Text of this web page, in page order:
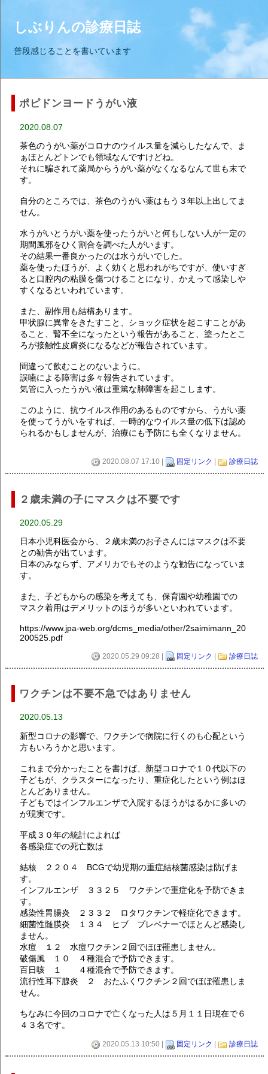
しぶりんの診療日誌
普段感じることを書いています
ポピドンヨードうがい液
2020.08.07
茶色のうがい薬がコロナのウイルス量を減らしたなんで、ま
ぁほとんどトンでも領域なんですけどね。
それに騙されて薬局からうがい薬がなくなるなんて世も末で
す。
自分のところでは、茶色のうがい薬はもう３年以上出してま
せん。
水うがいとうがい薬を使ったうがいと何もしない人が一定の
期間風邪をひく割合を調べた人がいます。
その結果一番良かったのは水うがいでした。
薬を使ったほうが、よく効くと思われがちですが、使いすぎ
ると口腔内の粘膜を傷つけることになり、かえって感染しや
すくなるといわれています。
また、副作用も結構あります。
甲状腺に異常をきたすこと、ショック症状を起こすことがあ
ること、腎不全になったという報告があること、塗ったとこ
ろが接触性皮膚炎になるなどが報告されています。
間違って飲むことのないように。
誤嚥による障害は多々報告されています。
気管に入ったうがい液は重篤な肺障害を起こします。
このように、抗ウイルス作用のあるものですから、うがい薬
を使ってうがいをすれば、一時的なウイルス量の低下は認め
られるかもしませんが、治療にも予防にも全くなりません。
2020.08.07 17:10 | 固定リンク 診療日誌
２歳未満の子にマスクは不要です
2020.05.29
日本小児科医会から、２歳未満のお子さんにはマスクは不要
との勧告が出ています。
日本のみならず、アメリカでもそのような勧告になっていま
す。
また、子どもからの感染を考えても、保育園や幼稚園での
マスク着用はデメリットのほうが多いといわれています。
https://www.jpa-web.org/dcms_media/other/2saimimann_20
200525.pdf
2020.05.29 09:28 | 固定リンク | 診療日誌
ワクチンは不要不急ではありません
2020.05.13
新型コロナの影響で、ワクチンで病院に行くのも心配という
方もいろうかと思います。
これまで分かったことを書けば、新型コロナで１０代以下の
子どもが、クラスターになったり、重症化したという例はほ
とんどありません。
子どもではインフルエンザで入院するほうがはるかに多いの
が現実です。
平成３０年の統計によれば
各感染症での死亡数は
結核 ２２０４ BCGで幼児期の重症結核菌感染は防げま
す。
インフルエンザ ３３２５ ワクチンで重症化を予防できま
す。
感染性胃腸炎 ２３３２ ロタワクチンで軽症化できます。
細菌性髄膜炎 １３４ ヒブ プレベナーでほとんど感染し
ません。
水痘 １２ 水痘ワクチン２回でほぼ罹患しません。
破傷風 １０ ４種混合で予防できます。
百日咳 １ ４種混合で予防できます。
流行性耳下腺炎 ２ おたふくワクチン２回でほぼ罹患しま
せん。
ちなみに今回のコロナで亡くなった人は５月１１日現在で６
４３名です。
2020.05.13 10:50 | 固定リンク 診療日誌